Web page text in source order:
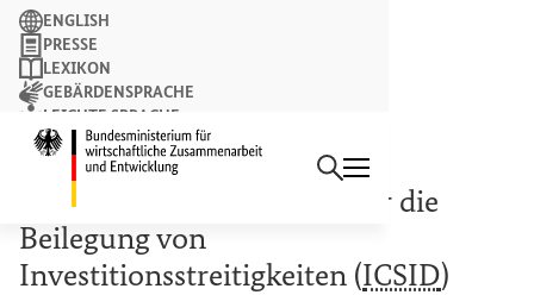
Suchbegriff
Suchen
ENGLISH
PRESSE
LEXIKON
GEBÄRDENSPRACHE
LEICHTE SPRACHE
NEWSLETTER
Internationales Zentrum für die
Beilegung von
Investitionsstreitigkeiten (ICSID)